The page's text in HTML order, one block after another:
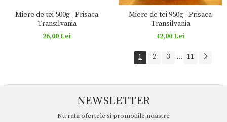
Miere de tei 500g - Prisaca
Transilvania
26,00 Lei
Miere de tei 950g - Prisaca
Transilvania
42,00 Lei
1 2 3 ... 11
NEWSLETTER
Nu rata ofertele si promotiile noastre